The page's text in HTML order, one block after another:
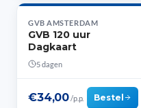
GVB AMSTERDAM
GVB 120 uur
Dagkaart
5 dagen
€34,00/p.p. Bestel